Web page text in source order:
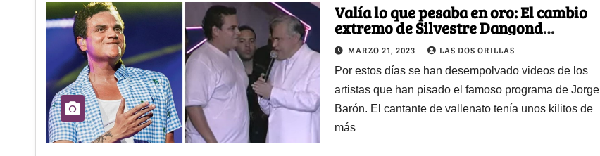
Valía lo que pesaba en oro: El cambio
extremo de Silvestre Dangond
después del show de las estrellas
MARZO 21, 2023 LAS DOS ORILLAS
Por estos días se han desempolvado videos de los
artistas que han pisado el famoso programa de Jorge
Barón. El cantante de vallenato tenía unos kilitos de
más